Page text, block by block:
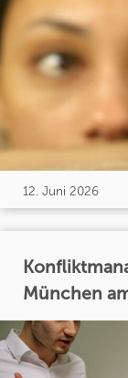
12. Juni 2026
München